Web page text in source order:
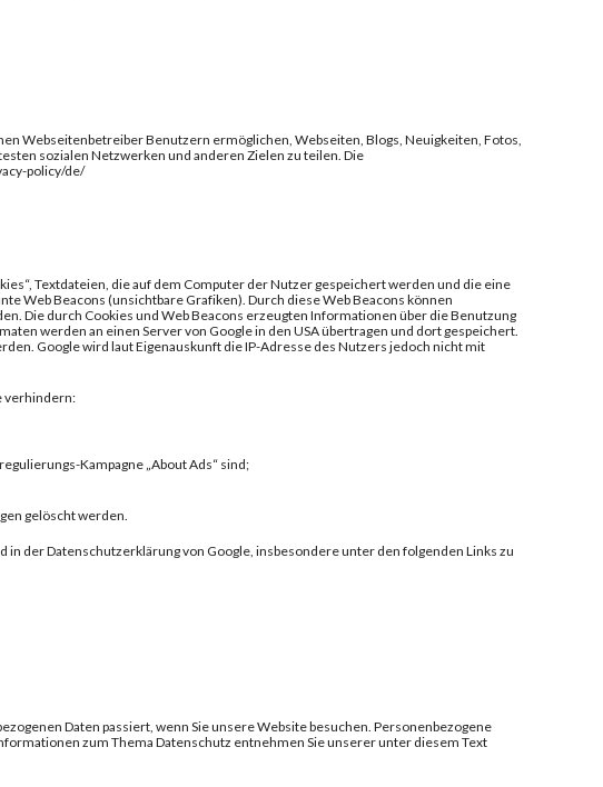
Webseitenbetreiber Benutzern ermöglichen, Webseiten, Blogs, Neuigkeiten, Fotos,
sozialen Netzwerken und anderen Zielen zu teilen. Die
policy/de/
Textdateien, die auf dem Computer der Nutzer gespeichert werden und die eine
Web Beacons (unsichtbare Grafiken). Durch diese Web Beacons können
Die durch Cookies und Web Beacons erzeugten Informationen über die Benutzung
werden an einen Server von Google in den USA übertragen und dort gespeichert.
Google wird laut Eigenauskunft die IP-Adresse des Nutzers jedoch nicht mit
verhindern:
Kampagne „About Ads“ sind;
gelöscht werden.
der Datenschutzerklärung von Google, insbesondere unter den folgenden Links zu
Daten passiert, wenn Sie unsere Website besuchen. Personenbezogene
zum Thema Datenschutz entnehmen Sie unserer unter diesem Text